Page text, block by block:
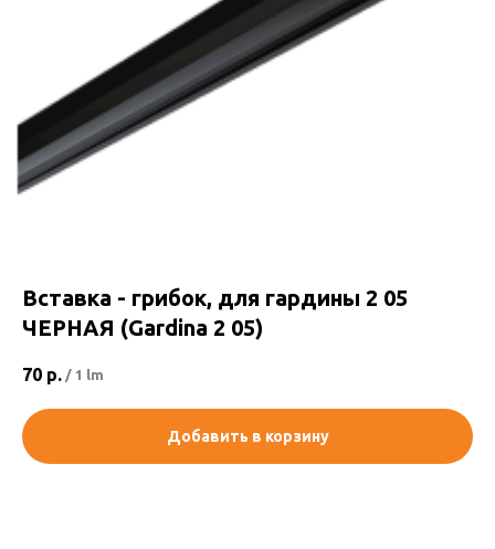
Вставка - грибок, для гардины 2 05
ЧЕРНАЯ (Gardina 2 05)
70 р. / 1 lm
Добавить в корзину